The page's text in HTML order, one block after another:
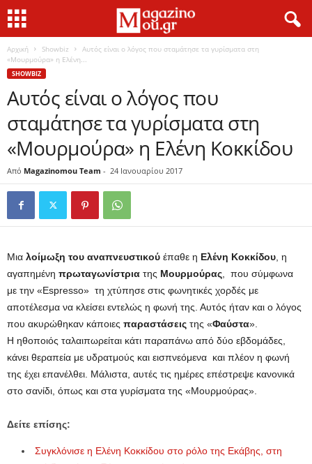
Αρχική Showbiz
Αυτός είναι ο λόγος που σταμάτησε τα γυρίσματα στη
«Μουρμούρα» η Ελένη...
SHOWBIZ
Αυτός είναι ο λόγος που
σταμάτησε τα γυρίσματα στη
«Μουρμούρα» η Ελένη Κοκκίδου
Από Magazinomou Team - 24 Ιανουαρίου 2017
Μια λοίμωξη του αναπνευστικού έπαθε η Ελένη Κοκκίδου , η
αγαπημένη πρωταγωνίστρια της Μουρμούρας , που σύμφωνα
με την «Espresso» τη χτύπησε στις φωνητικές χορδές με
αποτέλεσμα να κλείσει εντελώς η φωνή της. Αυτός ήταν και ο λόγος
που ακυρώθηκαν κάποιες παραστάσεις της «Φαύστα».
Η ηθοποιός ταλαιπωρείται κάτι παραπάνω από δύο εβδομάδες,
κάνει θεραπεία με υδρατμούς και εισπνεόμενα και πλέον η φωνή
της έχει επανέλθει. Μάλιστα, αυτές τις ημέρες επέστρεψε κανονικά
στο σανίδι, όπως και στα γυρίσματα της «Μουρμούρας».
Δείτε επίσης:
Συγκλόνισε η Ελένη Κοκκίδου στο ρόλο της Εκάβης, στη